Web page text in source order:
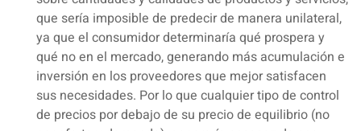
que sería imposible de predecir de manera unilateral,
ya que el consumidor determinaría qué prospera y
qué no en el mercado, generando más acumulación e
inversión en los proveedores que mejor satisfacen
sus necesidades. Por lo que cualquier tipo de control
de precios por debajo de su precio de equilibrio (no